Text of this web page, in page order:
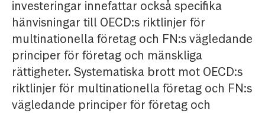
investeringar innefattar också specifika
hänvisningar till OECD:s riktlinjer för
multinationella företag och FN:s vägledande
principer för företag och mänskliga
rättigheter. Systematiska brott mot OECD:s
riktlinjer för multinationella företag och FN:s
vägledande principer för företag och